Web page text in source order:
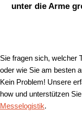
unter die Arme
Sie fragen sich, welcher
oder wie Sie am besten
Kein Problem! Unsere
how und unterstützen
Messelogistik.